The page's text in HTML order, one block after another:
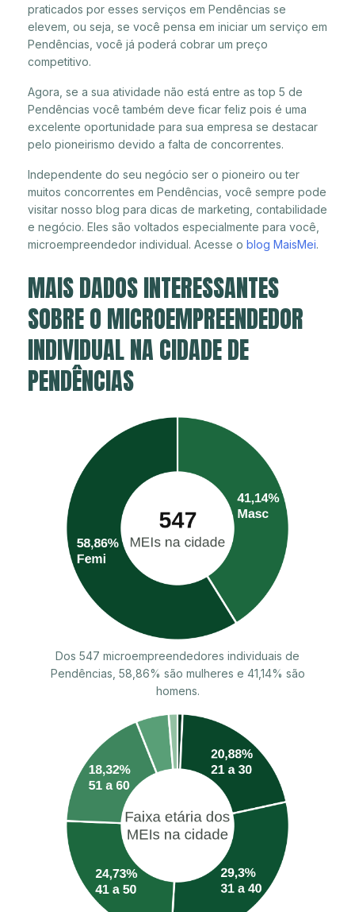
praticados por esses serviços em Pendências se
elevem, ou seja, se você pensa em iniciar um serviço em
Pendências, você já poderá cobrar um preço
competitivo.
Agora, se a sua atividade não está entre as top 5 de
Pendências você também deve ficar feliz pois é uma
excelente oportunidade para sua empresa se destacar
pelo pioneirismo devido a falta de concorrentes.
Independente do seu negócio ser o pioneiro ou ter
muitos concorrentes em Pendências, você sempre pode
visitar nosso blog para dicas de marketing, contabilidade
e negócio. Eles são voltados especialmente para você,
microempreendedor individual. Acesse o blog MaisMei.
MAIS DADOS INTERESSANTES
SOBRE O MICROEMPREENDEDOR
INDIVIDUAL NA CIDADE DE
PENDÊNCIAS
Dos 547 microempreendedores individuais de
Pendências, 58,86% são mulheres e 41,14% são
homens.